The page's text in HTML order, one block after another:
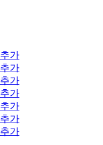
추가
추가
추가
추가
추가
추가
추가